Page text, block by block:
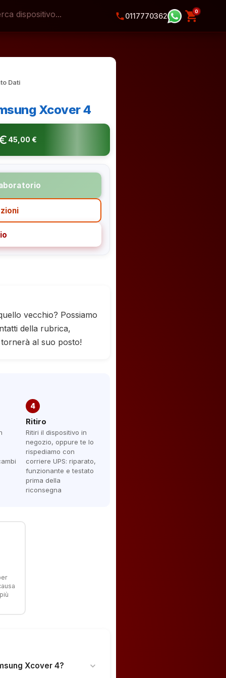
phone0117770362 shopping_cart
0
Dati
Xcover 4
45,00 €
vecchio? Possiamo
della rubrica,
al suo posto!
4
Ritiro
Ritiri il dispositivo in
negozio, oppure te lo
rispediamo con
corriere UPS: riparato,
funzionante e testato
prima della
riconsegna
Xcover 4? expand_more